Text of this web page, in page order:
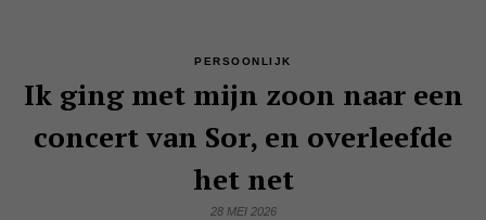
PERSOONLIJK
Ik ging met mijn zoon naar een
concert van Sor, en overleefde
het net
28 MEI 2026